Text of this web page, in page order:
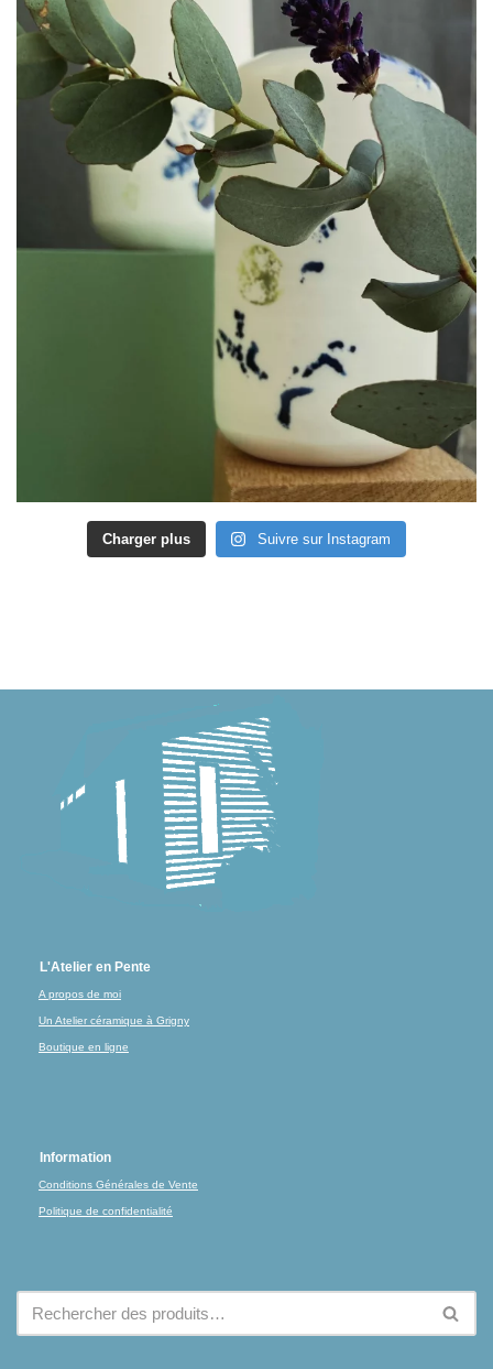
Charger plus Suivre sur Instagram
L'Atelier en Pente
A propos de moi
Un Atelier céramique à Grigny
Boutique en ligne
Information
Conditions Générales de Vente
Politique de confidentialité